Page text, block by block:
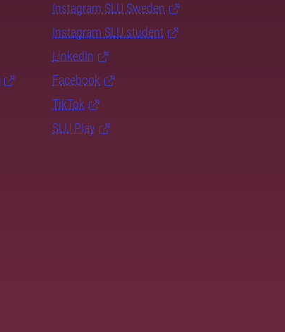
Instagram SLU.Sweden
Instagram SLU.student
LinkedIn
Facebook
TikTok
SLU Play